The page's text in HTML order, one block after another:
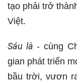
tạo phải trở
Việt.
Sáu là - cùng
gian phát triển
bầu trời, vươn